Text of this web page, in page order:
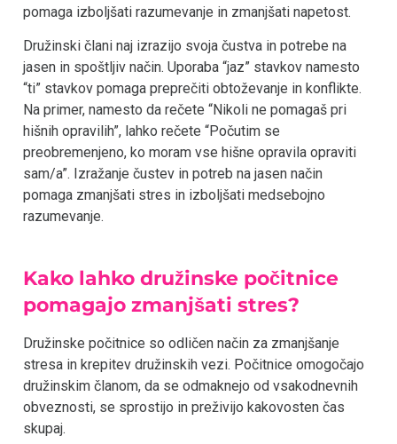
pomaga izboljšati razumevanje in zmanjšati napetost.
Družinski člani naj izrazijo svoja čustva in potrebe na
jasen in spoštljiv način. Uporaba “jaz” stavkov namesto
“ti” stavkov pomaga preprečiti obtoževanje in konflikte.
Na primer, namesto da rečete “Nikoli ne pomagaš pri
hišnih opravilih”, lahko rečete “Počutim se
preobremenjeno, ko moram vse hišne opravila opraviti
sam/a”. Izražanje čustev in potreb na jasen način
pomaga zmanjšati stres in izboljšati medsebojno
razumevanje.
Kako lahko družinske počitnice
pomagajo zmanjšati stres?
Družinske počitnice so odličen način za zmanjšanje
stresa in krepitev družinskih vezi. Počitnice omogočajo
družinskim članom, da se odmaknejo od vsakodnevnih
obveznosti, se sprostijo in preživijo kakovosten čas
skupaj.